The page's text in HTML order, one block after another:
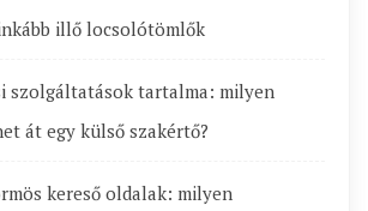
illő locsolótömlők
szolgáltatások tartalma: milyen
át egy külső szakértő?
kereső oldalak: milyen